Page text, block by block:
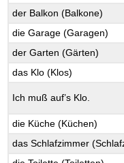
der Balkon (Balkone)
die Garage (Garagen)
der Garten (Gärten)
das Klo (Klos)
Ich muß auf’s Klo.
die Küche (Küchen)
das Schlafzimmer